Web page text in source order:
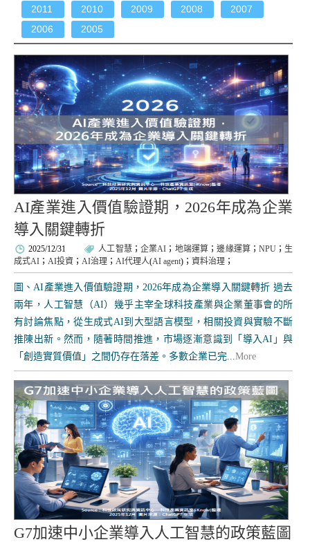
2011
2010 2009 2008
2007
2006
2005
AI產業進入價值驗證期，2026年成為企業
導入關鍵轉折
2025/12/31 人工智慧； 企業AI ； 地端運算 ；邊緣運算 ；NPU ； 生
成式AI ； AI投資 ； AI治理 ； AI代理人(AI agent)； 資料治理 ；
圖、AI產業進入價值驗證期，2026年成為企業導入關鍵轉折 過去
兩年，人工智慧（AI）幾乎主宰全球科技產業與企業董事會的所
有討論焦點，從生成式AI到大型語言模型，相關投資與實驗不斷
推陳出新。然而，隨著時間推進，市場逐漸意識到「導入AI」與
「創造實質價值」之間仍存在落差。多數企業已完...More
G7加速中小企業導入人工智慧的政策藍圖